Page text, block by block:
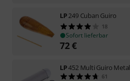
LP249 Cuban Guiro
18
Sofort lieferbar
72€
LP452 Multi Guiro Metal
61